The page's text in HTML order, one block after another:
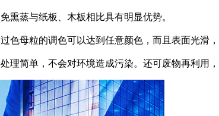
蒸与纸板、木板相比具有明显优势。
母粒的调色可以达到任意颜色，而且表面光滑，
简单，不会对环境造成污染。还可废物再利用，